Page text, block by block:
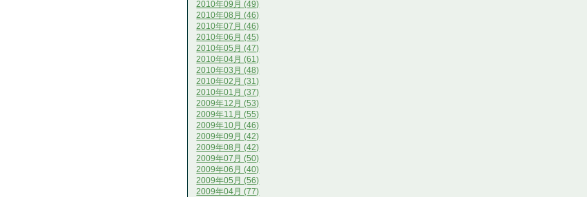
2010年09月 (49)
2010年08月 (46)
2010年07月 (46)
2010年06月 (45)
2010年05月 (47)
2010年04月 (61)
2010年03月 (48)
2010年02月 (31)
2010年01月 (37)
2009年12月 (53)
2009年11月 (55)
2009年10月 (46)
2009年09月 (42)
2009年08月 (42)
2009年07月 (50)
2009年06月 (40)
2009年05月 (56)
2009年04月 (77)